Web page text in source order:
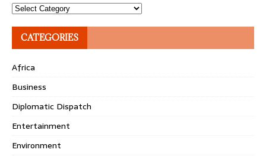
Topics
CATEGORIES
Africa
Business
Diplomatic Dispatch
Entertainment
Environment